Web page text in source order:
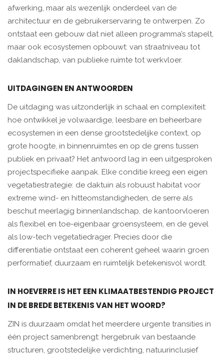
afwerking, maar als wezenlijk onderdeel van de
architectuur en de gebruikerservaring te ontwerpen. Zo
ontstaat een gebouw dat niet alleen programma’s stapelt,
maar ook ecosystemen opbouwt: van straatniveau tot
daklandschap, van publieke ruimte tot werkvloer.
UITDAGINGEN EN ANTWOORDEN
De uitdaging was uitzonderlijk in schaal en complexiteit:
hoe ontwikkel je volwaardige, leesbare en beheerbare
ecosystemen in een dense grootstedelijke context, op
grote hoogte, in binnenruimtes en op de grens tussen
publiek en privaat? Het antwoord lag in een uitgesproken
projectspecifieke aanpak. Elke conditie kreeg een eigen
vegetatiestrategie: de daktuin als robuust habitat voor
extreme wind- en hitteomstandigheden, de serre als
beschut meerlagig binnenlandschap, de kantoorvloeren
als flexibel en toe-eigenbaar groensysteem, en de gevel
als low-tech vegetatiedrager. Precies door die
differentiatie ontstaat een coherent geheel waarin groen
performatief, duurzaam en ruimtelijk betekenisvol wordt.
IN HOEVERRE IS HET EEN KLIMAATBESTENDIG PROJECT
IN DE BREDE BETEKENIS VAN HET WOORD?
ZIN is duurzaam omdat het meerdere urgente transities in
één project samenbrengt: hergebruik van bestaande
structuren, grootstedelijke verdichting, natuurinclusief